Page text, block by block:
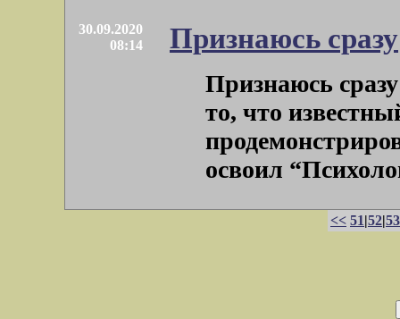
30.09.2020
08:14
Признаюсь сразу
Признаюсь
то, что
освоил
<< 51|52|53